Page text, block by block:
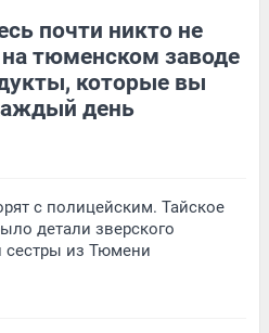
почти никто не
тюменском заводе
которые вы
день
с полицейским. Тайское
детали зверского
сестры из Тюмени